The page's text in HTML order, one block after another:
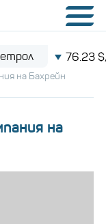
76.23 $/
на Бахрейн
на